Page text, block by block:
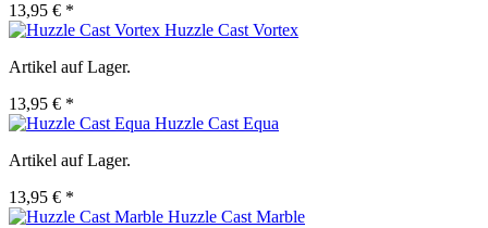
13,95 € *
Huzzle Cast Vortex
Artikel auf Lager.
13,95 € *
Huzzle Cast Equa
Artikel auf Lager.
13,95 € *
Huzzle Cast Marble